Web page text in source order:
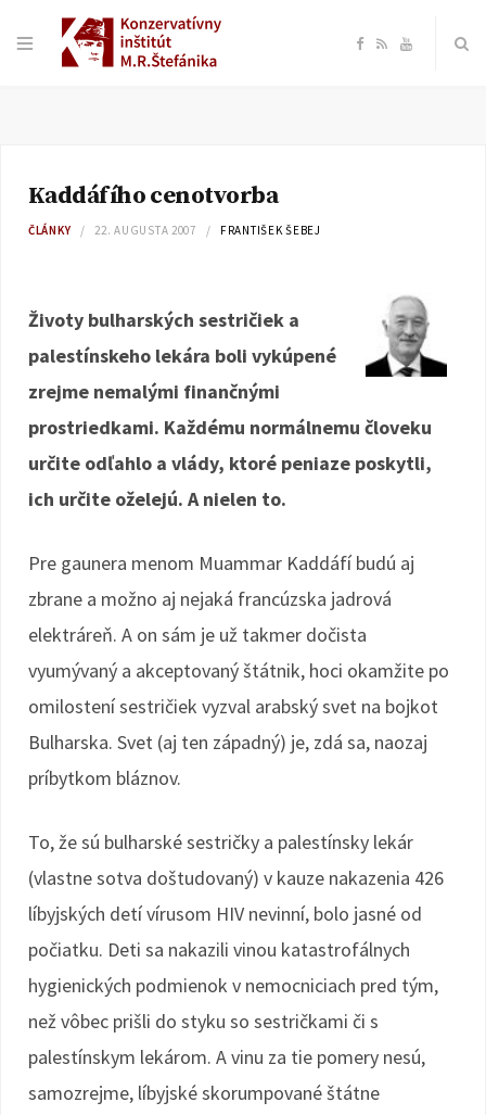
F
o
k
R Y
b
e
Kaddáfího cenotvorba
ČLÁNKY 22. AUGUSTA 2007 FRANTIŠEK ŠEBEJ
Životy bulharských sestričiek a
palestínskeho lekára boli vykúpené
zrejme nemalými finančnými
prostriedkami. Každému normálnemu človeku
určite odľahlo a vlády, ktoré peniaze poskytli,
ich určite oželejú. A nielen to.
Pre gaunera menom Muammar Kaddáfí budú aj
zbrane a možno aj nejaká francúzska jadrová
elektráreň. A on sám je už takmer dočista
vyumývaný a akceptovaný štátnik, hoci okamžite po
omilostení sestričiek vyzval arabský svet na bojkot
Bulharska. Svet (aj ten západný) je, zdá sa, naozaj
príbytkom bláznov.
To, že sú bulharské sestričky a palestínsky lekár
(vlastne sotva doštudovaný) v kauze nakazenia 426
líbyjských detí vírusom HIV nevinní, bolo jasné od
počiatku. Deti sa nakazili vinou katastrofálnych
hygienických podmienok v nemocniciach pred tým,
než vôbec prišli do styku so sestričkami či s
palestínskym lekárom. A vinu za tie pomery nesú,
samozrejme, líbyjské skorumpované štátne